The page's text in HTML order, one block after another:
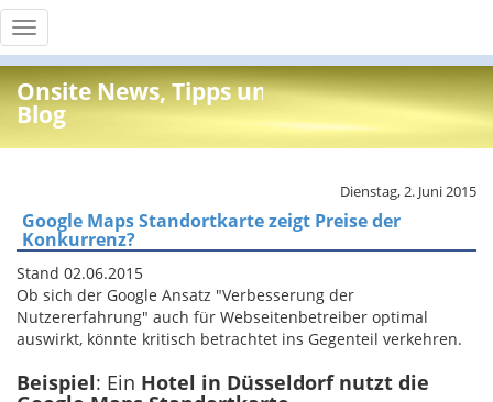
Toggle
navigation
Onsite News, Tipps und Info
Blog
Dienstag, 2. Juni 2015
Google Maps Standortkarte zeigt Preise der
Konkurrenz?
Stand 02.06.2015
Ob sich der Google Ansatz "Verbesserung der
Nutzererfahrung" auch für Webseitenbetreiber optimal
auswirkt, könnte kritisch betrachtet ins Gegenteil verkehren.
Beispiel: Ein Hotel in Düsseldorf nutzt die